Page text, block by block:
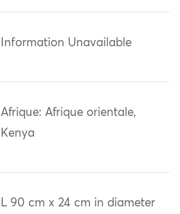
Information Unavailable
Afrique: Afrique orientale,
Kenya
L 90 cm x 24 cm in diameter